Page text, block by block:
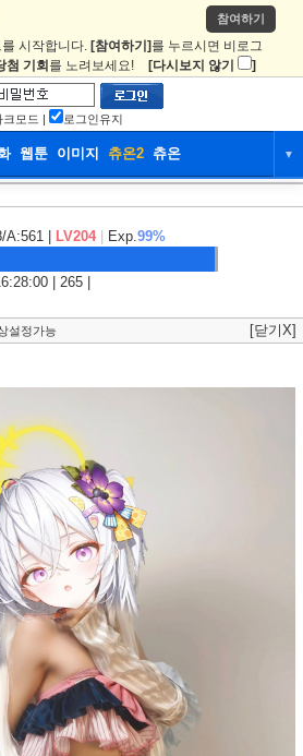
참여하기
시작합니다. [참여하기] 를 누르시면 비로그
첨 기회 를 노려보세요! [다시보지 않기 ]
크모드 | 로그인유지
웹툰 이미지 츄온2 츄온 ▼
지 츄온2
A:561 | LV204 Exp.99%
| 265 |
설정가능 [닫기X]